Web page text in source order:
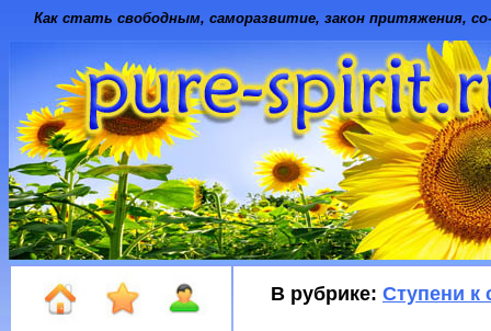
Как стать свободным, саморазвитие, закон притяжения,
В рубрике: Ступени к